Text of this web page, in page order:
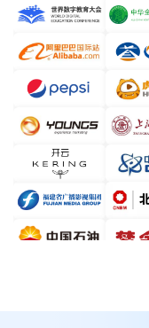
2024年茅台红缨子
服